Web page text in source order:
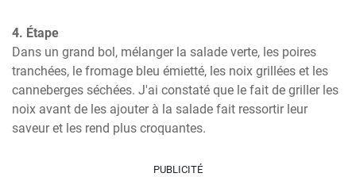
4. Étape
Dans un grand bol, mélanger la salade verte, les poires
tranchées, le fromage bleu émietté, les noix grillées et les
canneberges séchées. J'ai constaté que le fait de griller les
noix avant de les ajouter à la salade fait ressortir leur
saveur et les rend plus croquantes.
PUBLICITÉ